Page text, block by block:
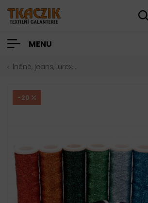
MENU
lněné, jeans, lurex....
-20